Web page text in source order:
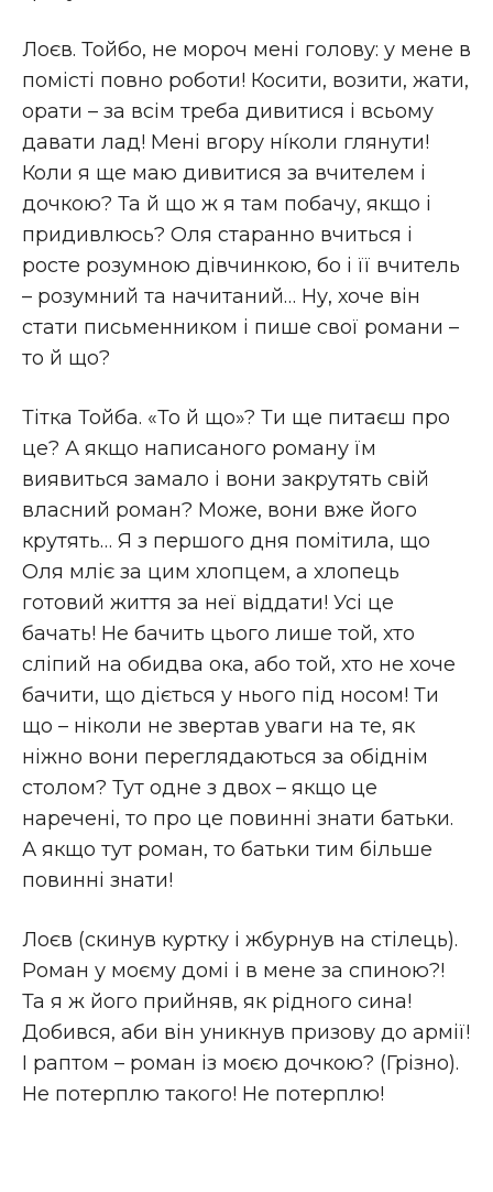
Лоєв. Тойбо, не мороч мені голову: у мене в
помісті повно роботи! Косити, возити, жати,
орати – за всім треба дивитися і всьому
давати лад! Мені вгору нíколи глянути!
Коли я ще маю дивитися за вчителем і
дочкою? Та й що ж я там побачу, якщо і
придивлюсь? Оля старанно вчиться і
росте розумною дівчинкою, бо і її вчитель
– розумний та начитаний… Ну, хоче він
стати письменником і пише свої романи –
то й що?
Тітка Тойба. «То й що»? Ти ще питаєш про
це? А якщо написаного роману їм
виявиться замало і вони закрутять свій
власний роман? Може, вони вже його
крутять… Я з першого дня помітила, що
Оля мліє за цим хлопцем, а хлопець
готовий життя за неї віддати! Усі це
бачать! Не бачить цього лише той, хто
сліпий на обидва ока, або той, хто не хоче
бачити, що діється у нього під носом! Ти
що – ніколи не звертав уваги на те, як
ніжно вони переглядаються за обіднім
столом? Тут одне з двох – якщо це
наречені, то про це повинні знати батьки.
А якщо тут роман, то батьки тим більше
повинні знати!
Лоєв (скинув куртку і жбурнув на стілець).
Роман у моєму домі і в мене за спиною?!
Та я ж його прийняв, як рідного сина!
Добився, аби він уникнув призову до армії!
І раптом – роман із моєю дочкою? (Грізно).
Не потерплю такого! Не потерплю!